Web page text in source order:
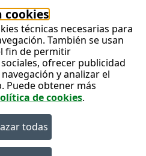
cookies
técnicas necesarias para
También se usan
fin de permitir
ofrecer publicidad
y analizar el
Puede obtener más
de cookies.